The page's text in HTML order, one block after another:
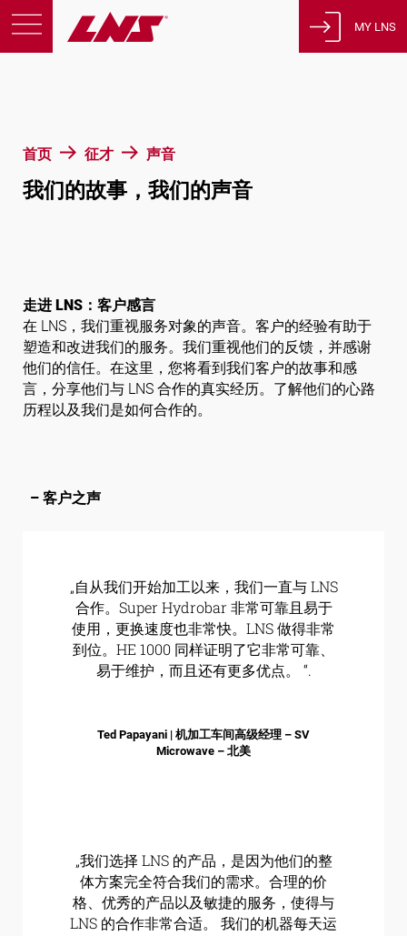
首页 征才 声音
我们的故事，我们的声音
走进 LNS：客户感言
在 LNS，我们重视服务对象的声音。客户的经验有助于
塑造和改进我们的服务。我们重视他们的反馈，并感谢
他们的信任。在这里，您将看到我们客户的故事和感
言，分享他们与 LNS 合作的真实经历。了解他们的心路
历程以及我们是如何合作的。
– 客户之声
„自从我们开始加工以来，我们一直与 LNS
合作。Super Hydrobar 非常可靠且易于
使用，更换速度也非常快。LNS 做得非常
到位。HE 1000 同样证明了它非常可靠、
易于维护，而且还有更多优点。 “.
Ted Papayani | 机加工车间高级经理 – SV
Microwave – 北美
„我们选择 LNS 的产品，是因为他们的整
体方案完全符合我们的需求。合理的价
格、优秀的产品以及敏捷的服务，使得与
LNS 的合作非常合适。 我们的机器每天运
征才
瑞士
简体中文
MY LNS